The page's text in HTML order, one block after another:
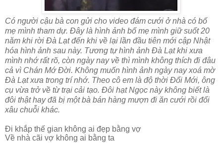
Có người cậu bà con gửi cho video đám cưới ở nhà có bố
mẹ mình tham dự. Đây là hình ảnh bố mẹ mình giữ suốt 20
năm khi rời Đà Lạt đến khi về lại lần đầu tiên mới cập Nhật
hóa hình ảnh sau này. Tương tự hình ảnh Đà Lạt khi xưa
mình nhớ rất rõ, còn ngày nay về thì mình không thích đi đâu
cả vì Chán Mớ Đời. Không muốn hình ảnh ngày nay xoá mờ
Đà Lạt xưa trong trí nhớ. Theo cô em là độ thời Đổi Mới, ông
cụ vừa trở về từ trại cải tạo. Đôi hạt Ngọc này không biết là
đôi thật hay đã bị một bà bán hàng mượn đi ăn cưới rồi đổi
xâu chuỗi khác.
Đi khắp thế gian không ai đẹp bằng vợ
Về nhà cãi vợ không ai bằng ta